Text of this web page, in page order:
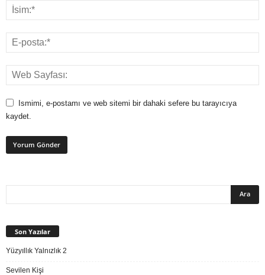
Ismimi, e-postamı ve web sitemi bir dahaki sefere bu tarayıcıya
kaydet.
Son Yazılar
Yüzyıllık Yalnızlık 2
Sevilen Kişi